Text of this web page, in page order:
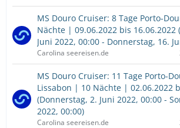
MS Douro Cruiser: 8 Tage Porto-
Nächte | 09.06.2022 bis 16.06.2022
Juni 2022, 00:00 - Donnerstag, 16.
Carolina seereisen.de
MS Douro Cruiser: 11 Tage Porto-
Lissabon | 10 Nächte | 02.06.2022
(Donnerstag, 2. Juni 2022, 00:00 -
2022, 00:00)
Carolina seereisen.de